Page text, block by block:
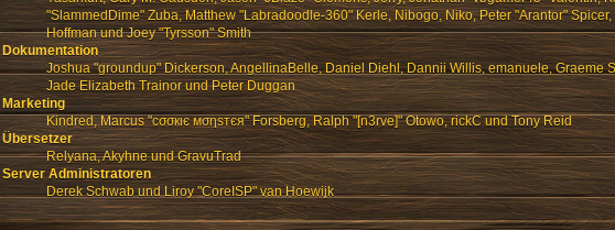
"SlammedDime" Zuba, Matthew "Labradoodle-360" Kerle, Nibogo, Niko, Peter "Arantor"
Hoffman und Joey "Tyrsson" Smith
Dokumentation
Joshua "groundup" Dickerson, AngellinaBelle, Daniel Diehl, Dannii Willis, emanuele, Graeme
Jade Elizabeth Trainor und Peter Duggan
Marketing
Kindred, Marcus "cσσкιє мσηѕтєя" Forsberg, Ralph "[n3rve]" Otowo, rickC und Tony Reid
Übersetzer
Relyana, Akyhne und GravuTrad
Server Administratoren
Derek Schwab und Liroy "CoreISP" van Hoewijk